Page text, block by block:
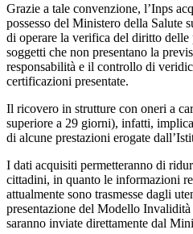
Grazie a tale convenzione, l’Inps
possesso del Ministero della Salute
di operare la verifica del diritto
soggetti che non presentano la
responsabilità e il controllo di
certificazioni presentate.
Il ricovero in strutture con oneri a
superiore a 29 giorni), infatti,
di alcune prestazioni erogate
I dati acquisiti permetteranno di
cittadini, in quanto le informazioni
attualmente sono trasmesse dagli
presentazione del Modello
saranno inviate direttamente dal